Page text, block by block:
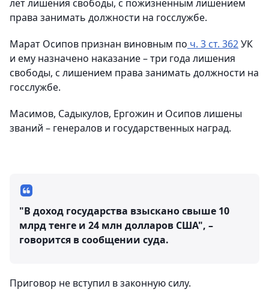
лет лишения свободы, с пожизненным лишением
права занимать должности на госслужбе.
Марат Осипов признан виновным по ч. 3 ст. 362УК
и ему назначено наказание – три года лишения
свободы, с лишением права занимать должности на
госслужбе.
Масимов, Садыкулов, Ергожин и Осипов лишены
званий – генералов и государственных наград.
"В доход государства взыскано свыше 10
млрд тенге и 24 млн долларов США", –
говорится в сообщении суда.
Приговор не вступил в законную силу.